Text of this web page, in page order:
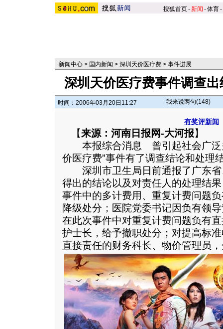
搜狐首页-新闻 -体育-
新闻中心 > 国内新闻 > 深圳天价医疗费 > 事件进展
深圳天价医疗费事件调查
时间：2006年03月20日11:27 我来说两句(148)
有奖评新闻
【来源：河南日报网-大河报】
本报综合消息 曾引起社会广泛
价医疗费”事件有了调查结论和处理
深圳市卫生局日前通报了广东省
得出的结论以及对责任人的处理结
事件中的多计费用、重复计费问题
降级处分；医院党委书记因负有领
在此次事件中对重复计费问题负有
护士长，给予撤职处分；对提高标
直接责任的财务科长、物价管理员